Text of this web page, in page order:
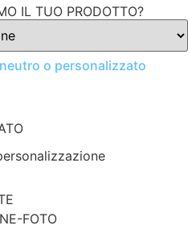
IL TUO PRODOTTO?
o personalizzato
FOTO